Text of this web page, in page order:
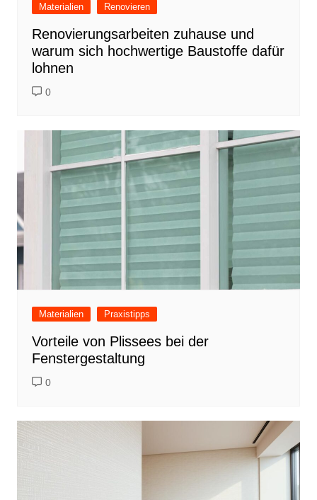
Materialien Renovieren
Renovierungsarbeiten zuhause und
warum sich hochwertige Baustoffe dafür
lohnen
0
Materialien Praxistipps
Vorteile von Plissees bei der
Fenstergestaltung
0